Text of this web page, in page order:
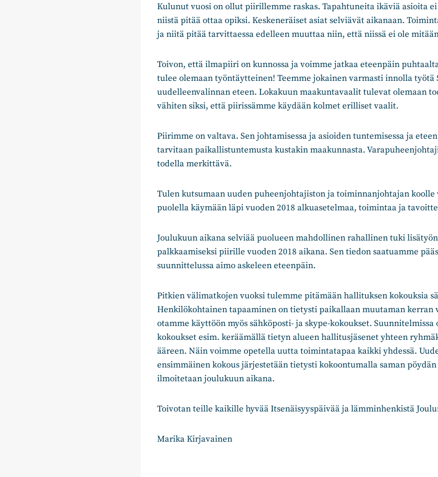
Kulunut vuosi on ollut piirillemme raskas. Tapahtuneita ikäviä asioita
niistä pitää ottaa opiksi. Keskeneräiset asiat selviävät aikanaan.
ja niitä pitää tarvittaessa edelleen muuttaa niin, että niissä ei ole
Toivon, että ilmapiiri on kunnossa ja voimme jatkaa eteenpäin
tulee olemaan työntäytteinen! Teemme jokainen varmasti innolla työtä
uudelleenvalinnan eteen. Lokakuun maakuntavaalit tulevat olemaan
vähiten siksi, että piirissämme käydään kolmet erilliset vaalit.
Piirimme on valtava. Sen johtamisessa ja asioiden tuntemisessa ja
tarvitaan paikallistuntemusta kustakin maakunnasta.
todella merkittävä.
Tulen kutsumaan uuden puheenjohtajiston ja toiminnanjohtajan koolle
puolella käymään läpi vuoden 2018 alkuasetelmaa, toimintaa ja
Joulukuun aikana selviää puolueen mahdollinen rahallinen tuki
palkkaamiseksi piirille vuoden 2018 aikana. Sen tiedon saatuamme
suunnittelussa aimo askeleen eteenpäin.
Pitkien välimatkojen vuoksi tulemme pitämään hallituksen kokouksia
Henkilökohtainen tapaaminen on tietysti paikallaan muutaman kerran
otamme käyttöön myös sähköposti- ja skype-kokoukset. Suunnitelmissa
kokoukset esim. keräämällä tietyn alueen hallitusjäsenet yhteen
ääreen. Näin voimme opetella uutta toimintatapaa kaikki yhdessä.
ensimmäinen kokous järjestetään tietysti kokoontumalla saman
ilmoitetaan joulukuun aikana.
Toivotan teille kaikille hyvää Itsenäisyyspäivää ja lämminhenkistä
Marika Kirjavainen